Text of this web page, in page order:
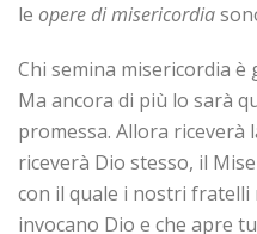
le opere di misericordia
Chi semina misericordia è
Ma ancora di più lo sarà
promessa. Allora riceverà
riceverà Dio stesso, il
con il quale i nostri
invocano Dio e che apre